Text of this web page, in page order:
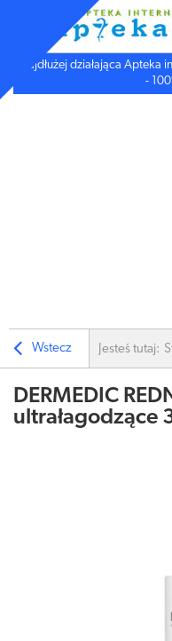
Najdłużej działająca
-
Wstecz Jesteś tutaj:
DERMEDIC
ultrałagodzące